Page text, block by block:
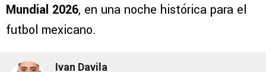
Mundial 2026, en una noche histórica para el
futbol mexicano.
Ivan Davila